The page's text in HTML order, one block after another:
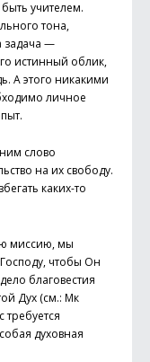
учителем.
тона,
задача —
истинный облик,
А этого никакими
личное
слово
на их свободу.
каких-то
миссию, мы
чтобы Он
благовестия
Дух (см.: Мк
духовная